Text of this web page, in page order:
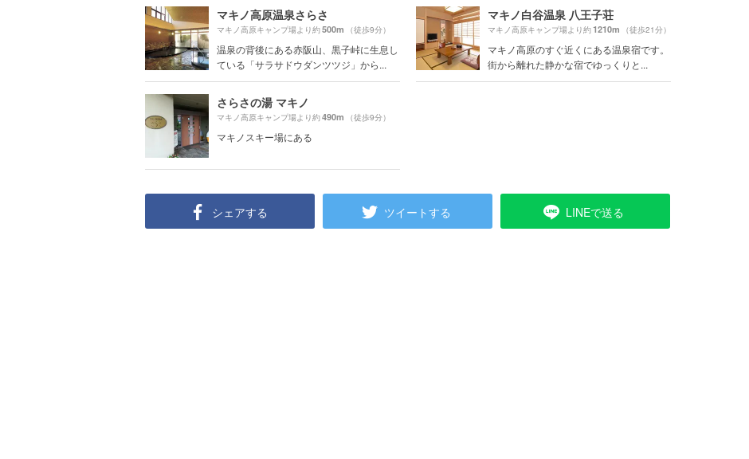
マキノ高原温泉さらさ
マキノ高原キャンプ場より約500m （徒歩9分）
温泉の背後にある赤阪山、黒子峠に生息し
ている「サラサドウダンツツジ」から...
マキノ白谷温泉 八王子荘
マキノ高原キャンプ場より約1210m （徒歩21分）
マキノ高原のすぐ近くにある温泉宿です。
街から離れた静かな宿でゆっくりと...
さらさの湯 マキノ
マキノ高原キャンプ場より約490m （徒歩9分）
マキノスキー場にある
シェアする ツイートする LINEで送る